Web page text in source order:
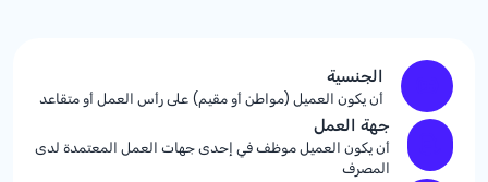
الجنسية
أن يكون العميل (مواطن أو مقيم) على رأس العمل أو متقاعد
جهة العمل
أن يكون العميل موظف في إحدى جهات العمل المعتمدة لدى
المصرف